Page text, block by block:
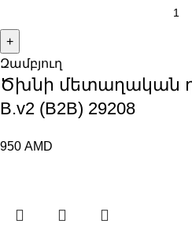
Զամբյուղ
Ծխնի մետաղական
B.v2 (B2B) 29208
950 AMD